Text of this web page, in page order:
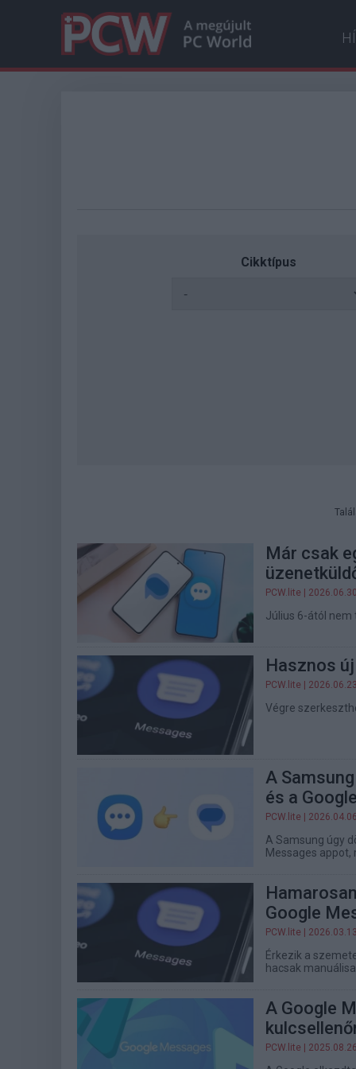
Cikktípus
Már csak
PCW.lite |
Július 6-ától nem
Hasznos
PCW.lite |
Végre
A
és a
PCW.lite |
A Samsung úgy
Messages appot,
Google
PCW.lite |
Érkezik a
hacsak
A Google
PCW.lite |